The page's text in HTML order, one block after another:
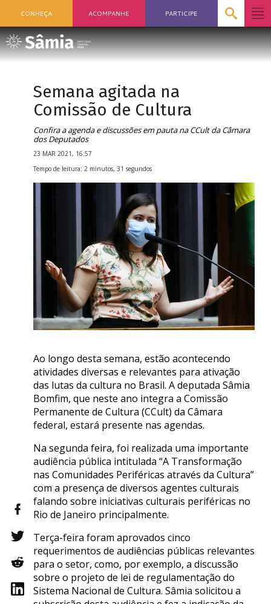
CONHEÇA ACOMPANHE PARTICIPE
Semana agitada na
Comissão de Cultura
Confira a agenda e discussões em pauta na CCult da Câmara
dos Deputados
23 MAR 2021, 16:57
Tempo de leitura: 2 minutos, 31 segundos
Ao longo desta semana, estão acontecendo
atividades diversas e relevantes para ativação
das lutas da cultura no Brasil. A deputada Sâmia
Bomfim, que neste ano integra a Comissão
Permanente de Cultura (CCult) da Câmara
federal, estará presente nas agendas.
Na segunda feira, foi realizada uma importante
audiência pública intitulada “A Transformação
nas Comunidades Periféricas através da Cultura”
com a presença de diversos agentes culturais
falando sobre iniciativas culturais periféricas no
Rio de Janeiro principalmente.
Terça-feira foram aprovados cinco
requerimentos de audiências públicas relevantes
para o setor, como, por exemplo, a discussão
sobre o projeto de lei de regulamentação do
Sistema Nacional de Cultura. Sâmia solicitou a